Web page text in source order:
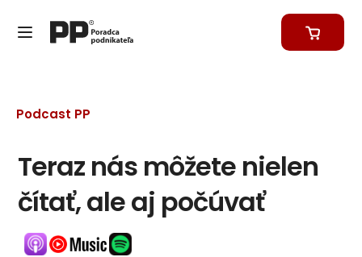
Podcast PP
Teraz nás môžete nielen
čítať, ale aj počúvať